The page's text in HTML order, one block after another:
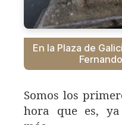
En la Plaza de
Somos los
hora que es,